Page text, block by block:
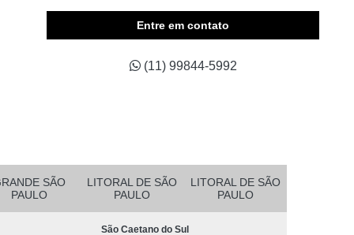
Micropigmentação de Cabelo 3d
Micropigmentação Masculina Cabelo
Barba Fio a Fio Rio Grande da Serra
do Sul
Micropigmentação em Barba Mauá
Entre em contato
(11) 99844-5992
SÃO
PAULO
LITORAL DE SÃO
PAULO
LITORAL DE SÃO
PAULO
São Caetano do Sul